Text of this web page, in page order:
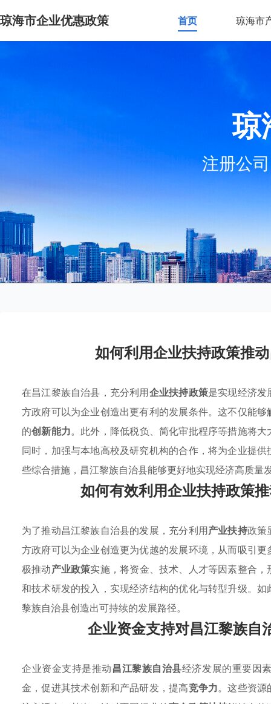
琼海市企业优惠政策 首页 琼海市
琼
注册公
如何利用企业扶持政策推
在昌江黎族自治县，充分利用企业扶持政策是实现经济发
方政府可以为企业创造出更有利的发展条件。这不仅能
的创新能力。此外，降低税负、简化审批程序等措施将
同时，加强与本地高校及研究机构的合作，将为企业提
些综合措施，昌江黎族自治县能够更好地实现经济高质量
如何有效利用企业扶持政策
为了推动昌江黎族自治县的发展，充分利用产业扶持政策
方政府可以为企业创造更为优越的发展环境，从而吸引
极推动产业政策实施，将资金、技术、人才等因素整合
和技术研发的投入，实现经济结构的优化与转型升级。
黎族自治县创造出可持续的发展路径。
企业资金支持对昌江黎族自
企业资金支持是推动昌江黎族自治县经济发展的重要因
金，促进其技术创新和产品研发，提高竞争力。这些资源